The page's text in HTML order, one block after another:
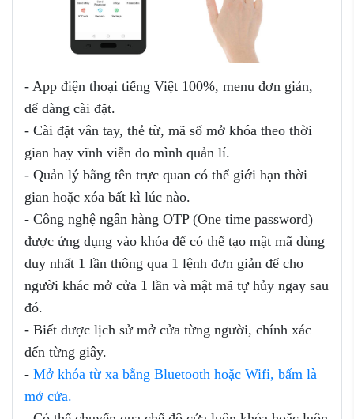
- App điện thoại tiếng Việt 100%, menu đơn giản,
dể dàng cài đặt.
- Cài đặt vân tay, thẻ từ, mã số mở khóa theo thời
gian hay vĩnh viễn do mình quản lí.
- Quản lý bằng tên trực quan có thể giới hạn thời
gian hoặc xóa bất kì lúc nào.
- Công nghệ ngân hàng OTP (One time password)
được ứng dụng vào khóa để có thể tạo mật mã dùng
duy nhất 1 lần thông qua 1 lệnh đơn giản để cho
người khác mở cửa 1 lần và mật mã tự hủy ngay sau
đó.
- Biết được lịch sử mở cửa từng người, chính xác
đến từng giây.
- Mở khóa từ xa bằng Bluetooth hoặc Wifi, bấm là
mở cửa.